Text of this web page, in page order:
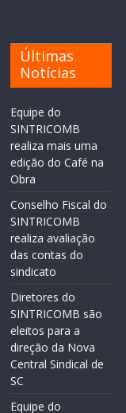
Últimas
Notícias
Equipe do
SINTRICOMB
realiza mais uma
edição do Café na
Obra
Conselho Fiscal do
SINTRICOMB
realiza avaliação
das contas do
sindicato
Diretores do
SINTRICOMB são
eleitos para a
direção da Nova
Central Sindical de
SC
Equipe do